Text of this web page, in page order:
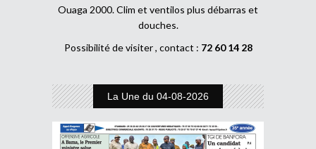
Ouaga 2000. Clim et ventilos plus débarras et
douches.
Possibilité de visiter , contact : 72 60 14 28
La Une du 04-08-2026